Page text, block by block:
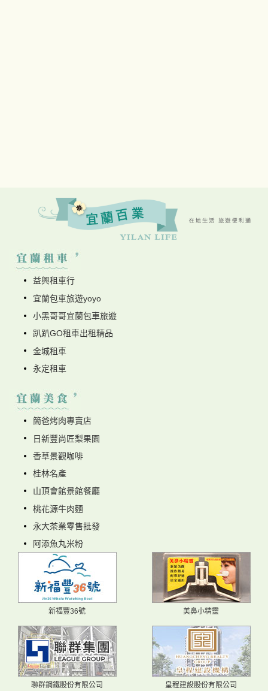
益興租車行
宜蘭包車旅遊yoyo
小黑哥哥宜蘭包車旅遊
趴趴GO租車出租精品
金城租車
永定租車
簡爸烤肉專賣店
日新豐尚匠梨果園
香草景觀咖啡
桂林名產
山頂會館景館餐廳
桃花源牛肉麵
永大茶業零售批發
阿添魚丸米粉
新福豐36號 美鼻小精靈
聯群鋼鐵股份有限公司 皇程建設股份有限公司